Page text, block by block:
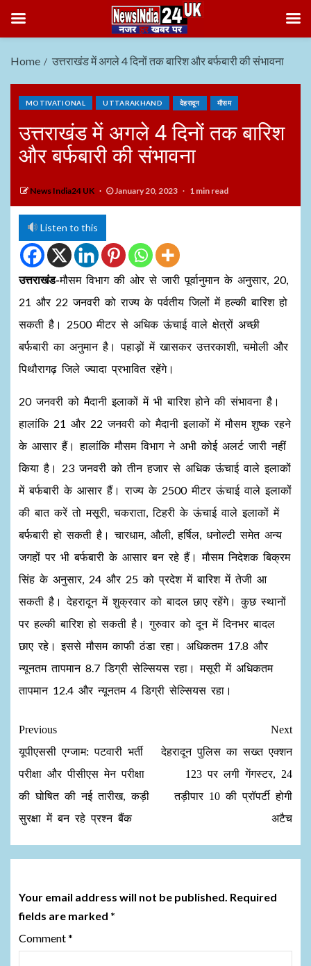
Home उत्तराखंड में अगले 4 दिनों तक बारिश और बर्फबारी की संभावना
MOTIVATIONAL UTTARAKHAND देहरादून मौसम
उत्तराखंड में अगले 4 दिनों तक बारिश
और बर्फबारी की संभावना
News India24 UK January 20, 2023 1 min read
Listen to this
उत्तराखंड-मौसम विभाग की ओर से जारी पूर्वानुमान के अनुसार, 20,
21 और 22 जनवरी को राज्य के पर्वतीय जिलों में हल्की बारिश हो
सकती है। 2500 मीटर से अधिक ऊंचाई वाले क्षेत्रों अच्छी
बर्फबारी का अनुमान है। पहाड़ों में खासकर उत्तरकाशी, चमोली और
पिथौरागढ़ जिले ज्यादा प्रभावित रहेंगे।
20 जनवरी को मैदानी इलाकों में भी बारिश होने की संभावना है।
हालांकि 21 और 22 जनवरी को मैदानी इलाकों में मौसम शुष्क रहने
के आसार हैं। हालांकि मौसम विभाग ने अभी कोई अलर्ट जारी नहीं
किया है। 23 जनवरी को तीन हजार से अधिक ऊंचाई वाले इलाकों
में बर्फबारी के आसार हैं। राज्य के 2500 मीटर ऊंचाई वाले इलाकों
की बात करें तो मसूरी, चकराता, टिहरी के ऊंचाई वाले इलाकों में
बर्फबारी हो सकती है। चारधाम, औली, हर्षिल, धनोल्टी समेत अन्य
जगहों पर भी बर्फबारी के आसार बन रहे हैं। मौसम निदेशक बिक्रम
सिंह के अनुसार, 24 और 25 को प्रदेश में बारिश में तेजी आ
सकती है। देहरादून में शुक्रवार को बादल छाए रहेंगे। कुछ स्थानों
पर हल्की बारिश हो सकती है। गुरुवार को दून में दिनभर बादल
छाए रहे। इससे मौसम काफी ठंडा रहा। अधिकतम 17.8 और
न्यूनतम तापमान 8.7 डिग्री सेल्सियस रहा। मसूरी में अधिकतम
तापमान 12.4 और न्यूनतम 4 डिग्री सेल्सियस रहा।
Previous
यूपीएससी एग्जाम: पटवारी भर्ती
परीक्षा और पीसीएस मेन परीक्षा
की घोषित की नई तारीख, कड़ी
सुरक्षा में बन रहे प्रश्न बैंक
Next
देहरादून पुलिस का सख्त एक्शन
123 पर लगी गेंगस्टर, 24
तड़ीपार 10 की प्रॉपर्टी होगी
अटैच
Your email address will not be published. Required
fields are marked *
Comment*